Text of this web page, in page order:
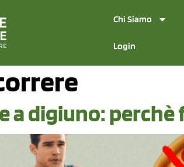
Chi Siamo
Login
a digiuno: